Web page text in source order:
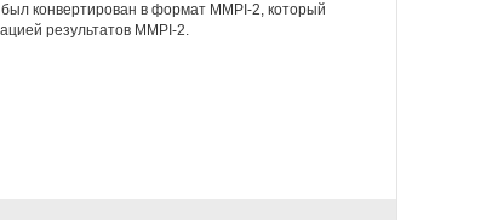
конвертирован в формат MMPI-2, который
результатов MMPI-2.